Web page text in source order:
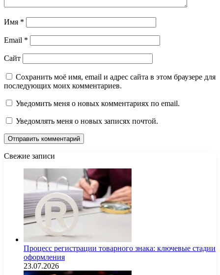
Имя *
Email *
Сайт
Сохранить моё имя, email и адрес сайта в этом браузере для
последующих моих комментариев.
Уведомить меня о новых комментариях по email.
Уведомлять меня о новых записях почтой.
Свежие записи
Процесс регистрации товарного знака: ключевые стадии
оформления
23.07.2026